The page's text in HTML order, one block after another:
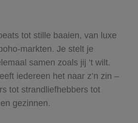
tot stille baaien, van luxe
markten. Je stelt je
samen zoals jij ’t wilt.
iedereen het naar z’n zin –
tot strandliefhebbers tot
gezinnen.